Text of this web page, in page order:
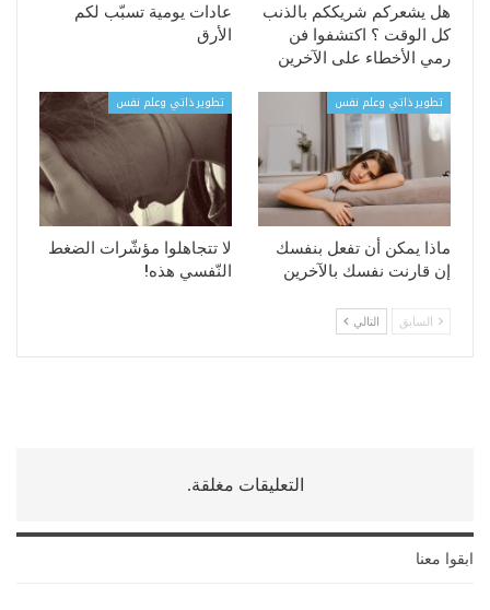
هل يشعركم شريككم بالذنب
كل الوقت ؟ اكتشفوا فن
رمي الأخطاء على الآخرين
عادات يومية تسبّب لكم
الأرق
تطوير ذاتي وعلم نفس
ماذا يمكن أن تفعل بنفسك
إن قارنت نفسك بالآخرين
تطوير ذاتي وعلم نفس
لا تتجاهلوا مؤشّرات الضغط
النّفسي هذه!
السابق التالي
التعليقات مغلقة.
ابقوا معنا